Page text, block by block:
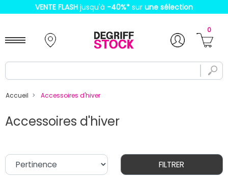
VENTE FLASH jusqu'à -40%* sur une sélection
0
Accueil Accessoires d'hiver
Accessoires d'hiver
FILTRER